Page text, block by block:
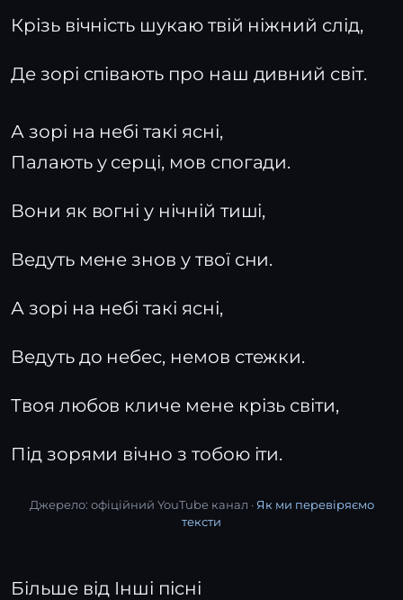
Крізь вічність шукаю твій ніжний слід,
Де зорі співають про наш дивний світ.
А зорі на небі такі ясні,
Палають у серці, мов спогади.
Вони як вогні у нічній тиші,
Ведуть мене знов у твої сни.
А зорі на небі такі ясні,
Ведуть до небес, немов стежки.
Твоя любов кличе мене крізь світи,
Під зорями вічно з тобою іти.
Джерело: офіційний YouTube канал · Як ми перевіряємо
тексти
Більше від Інші пісні